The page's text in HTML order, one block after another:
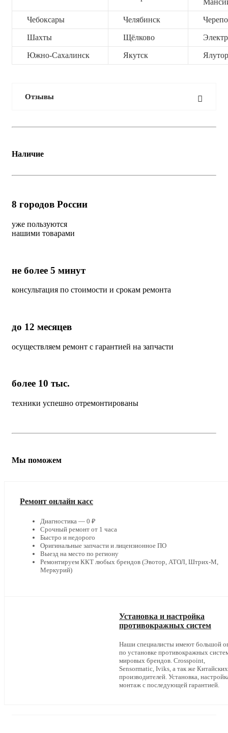
Чебоксары Челябинск
Шахты Щёлково
Южно-Сахалинск Якутск
Отзывы
Наличие
8 городов России
уже пользуются
нашими товарами
не более 5 минут
консультация по стоимости и срокам ремонта
до 12 месяцев
осуществляем ремонт с гарантией на запчасти
более 10 тыс.
техники успешно отремонтированы
Мы поможем
Ремонт онлайн касс
Диагностика — 0 ₽
Срочный ремонт от 1 часа
Быстро и недорого
Оригинальные запчасти и лицензионное ПО
Выезд на место по региону
Ремонтируем ККТ любых брендов (Эвотор, АТОЛ, Штрих-М,
Меркурий)
Установка и настройка
противокражных систем
Наши специалисты имеют большой
по установке противокражных
мировых брендов. Crosspoint,
Sensormatic, Iviks, а так же Китайских
производителей. Установка,
монтаж с последующей гарантией.